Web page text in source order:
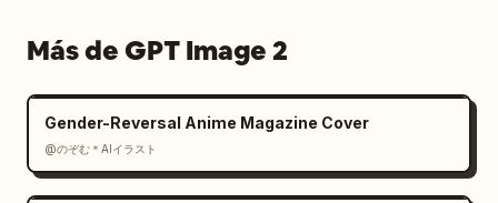
Más de GPT Image 2
Gender-Reversal Anime Magazine Cover
@のぞむ＊AIイラスト